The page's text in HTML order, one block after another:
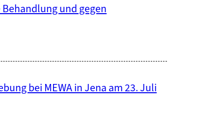
und gegen
bei MEWA in Jena am 23. Juli